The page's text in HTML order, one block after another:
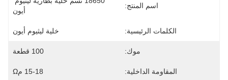
اسم المنتج:
أيون
الكلمات الرئيسية: خلية ليثيوم أيون
موك: 100 قطعة
المقاومة الداخلية: 15-18 مΩ